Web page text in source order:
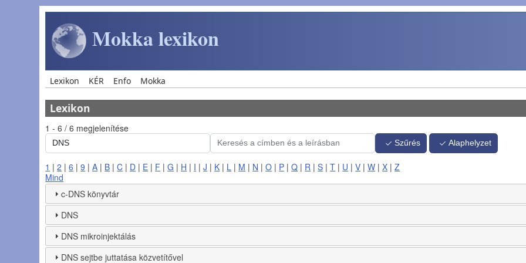
Ugrás a tartalomra
Mokka lexikon
Main navigation
Lexikon KÉR Enfo Mokka
Lexikon
1 - 6 / 6 megjelenítése
Szűrés Alaphelyzet
1 |2 |6 |9 |A | B |C | D | E | F |G | H | I |J | K | L | M | N |O | P |Q | R |S |T | U |V |W |X |Z
Mind
c-DNS könyvtár
DNS
DNS mikroinjektálás
DNS sejtbe juttatása közvetítővel